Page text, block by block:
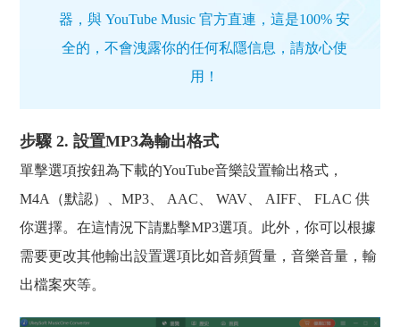
器，與 YouTube Music 官方直連，這是100% 安
全的，不會洩露你的任何私隱信息，請放心使
用！
步驟 2. 設置MP3為輸出格式
單擊選項按鈕為下載的YouTube音樂設置輸出格式，
M4A（默認）、MP3、 AAC、 WAV、 AIFF、 FLAC 供
你選擇。在這情況下請點擊MP3選項。此外，你可以根據
需要更改其他輸出設置選項比如音頻質量，音樂音量，輸
出檔案夾等。